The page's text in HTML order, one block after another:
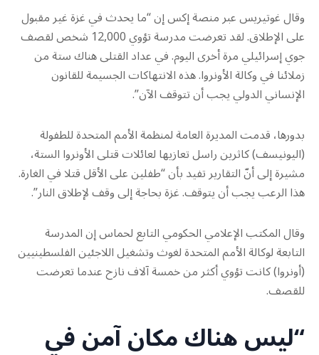
وقال غوتيريس عبر منصة إكس إن “ما يحدث في غزة غير مقبول
على الإطلاق. لقد تعرضت مدرسة تؤوي 12,000 شخص لقصف
جوي إسرائيلي مرة أخرى اليوم. في عداد القتلى هناك ستة من
زملائنا في وكالة الأونروا. هذه الانتهاكات الجسيمة للقانون
الإنساني الدولي يجب أن تتوقف الآن”.
بدورها، قدمت المديرة العامة لمنظمة الأمم المتحدة للطفولة
(اليونيسف) كاثرين راسل تعازيها لعائلات قتلى الأونروا الستة،
مشيرة إلى أنّ التقارير تفيد بأن “طفلين على الأقل قتلا في الغارة.
هذا الرعب يجب أن يتوقف. غزة بحاجة إلى وقف لإطلاق النار”.
وقال المكتب الإعلامي الحكومي التابع لحماس إن المدرسة
التابعة لوكالة الأمم المتحدة لغوث وتشغيل اللاجئين الفلسطينيين
(أونروا) كانت تؤوي أكثر من خمسة آلاف نازح عندما تعرضت
للقصف.
“ليس هناك مكان آمن في